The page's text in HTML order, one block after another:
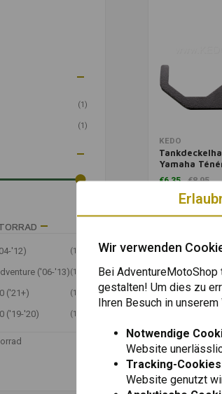
(1)
(1)
'12) (1)
('06-'13)(1)
('21+) (1)
('19-'20) (1)
Zum Warenkorb
KEDO
Yamaha
Schwarz
€6,35 €8,95
Wir verwenden
Bei
gestalten! Um dies zu
Ihren Besuch in
Notwendige
Website
Tracking-
Website genutzt